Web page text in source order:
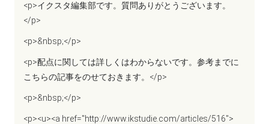
<p>イクスタ編集部です。質問ありがとうございます。
</p>
<p>&nbsp;</p>
<p>配点に関しては詳しくはわからないです。参考までに
こちらの記事をのせておきます。</p>
<p>&nbsp;</p>
<p><u><a href="http://www.ikstudie.com/articles/516">